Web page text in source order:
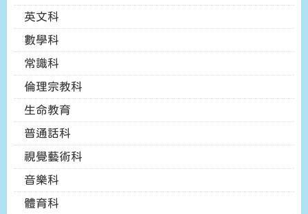
英文科
數學科
常識科
倫理宗教科
生命教育
普通話科
視覺藝術科
音樂科
體育科